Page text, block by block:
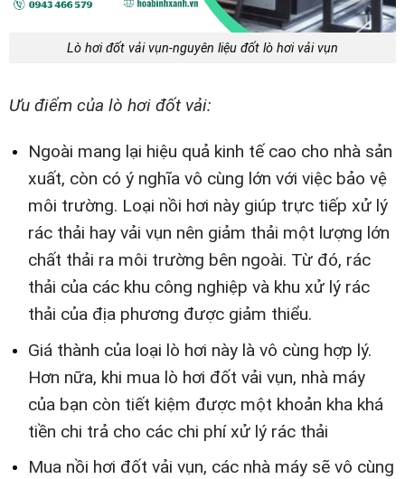
Lò hơi đốt vải vụn-nguyên liệu đốt lò hơi vải vụn
Ưu điểm của lò hơi đốt vải:
Ngoài mang lại hiệu quả kinh tế cao cho nhà sản
xuất, còn có ý nghĩa vô cùng lớn với việc bảo vệ
môi trường. Loại nồi hơi này giúp trực tiếp xử lý
rác thải hay vải vụn nên giảm thải một lượng lớn
chất thải ra môi trường bên ngoài. Từ đó, rác
thải của các khu công nghiệp và khu xử lý rác
thải của địa phương được giảm thiểu.
Giá thành của loại lò hơi này là vô cùng hợp lý.
Hơn nữa, khi mua lò hơi đốt vải vụn, nhà máy
của bạn còn tiết kiệm được một khoản kha khá
tiền chi trả cho các chi phí xử lý rác thải
Mua nồi hơi đốt vải vụn, các nhà máy sẽ vô cùng